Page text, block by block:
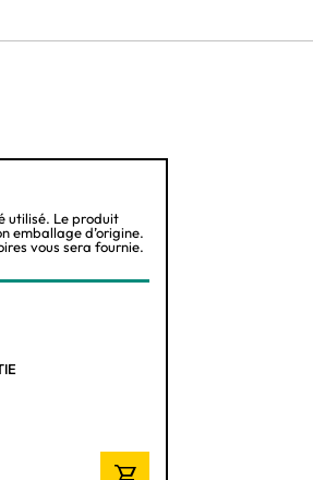
1 X PCI Express 4.0 16x
3 X PCI Express 3.0 16x (1x)
utilisé. Le produit
emballage d’origine.
vous sera fournie.